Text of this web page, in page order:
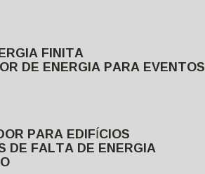
FINITA
DE ENERGIA PARA EVENTOS
PARA EDIFÍCIOS
DE FALTA DE ENERGIA